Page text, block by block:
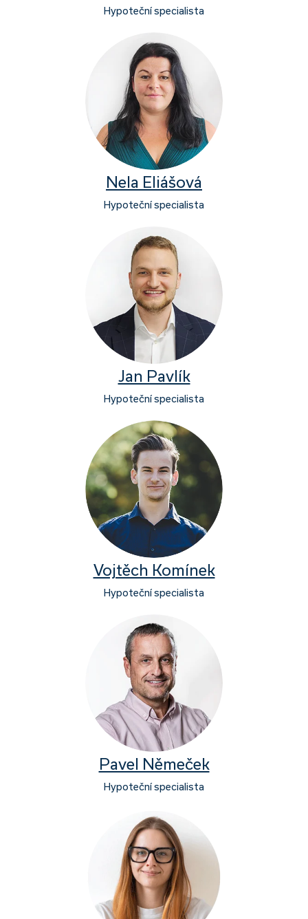
Hypoteční specialista
Nela Eliášová
Hypoteční specialista
Jan Pavlík
Hypoteční specialista
Vojtěch Komínek
Hypoteční specialista
Pavel Němeček
Hypoteční specialista